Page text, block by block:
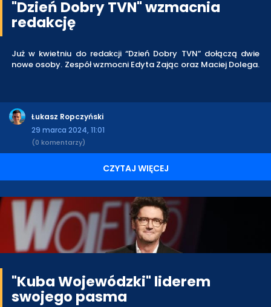
"Dzień Dobry TVN" wzmacnia
redakcję
Już w kwietniu do redakcji “Dzień Dobry TVN” dołączą dwie
nowe osoby. Zespół wzmocni Edyta Zając oraz Maciej Dolega.
Łukasz Ropczyński
29 marca 2024, 11:01
(0 komentarzy)
CZYTAJ WIĘCEJ
"Kuba Wojewódzki" liderem
swojego pasma